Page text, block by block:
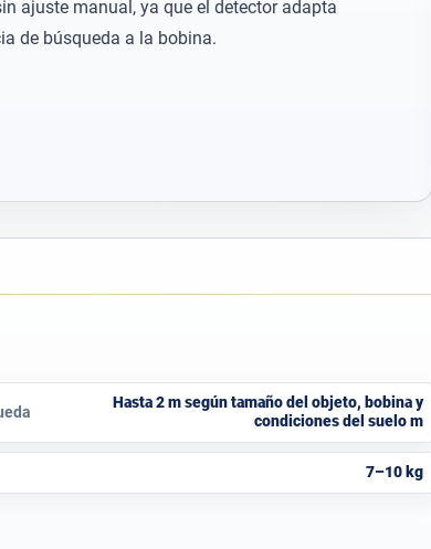
ajuste manual, ya que el detector adapta
de búsqueda a la bobina.
Hasta 2 m según tamaño del objeto, bobina y
condiciones del suelo m
7–10 kg